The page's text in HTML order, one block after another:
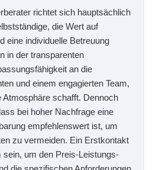
richtet sich hauptsächlich
die Wert auf
eine individuelle Betreuung
in der transparenten
an die
und einem engagierten Team,
schafft. Dennoch
bei hoher Nachfrage eine
empfehlenswert ist, um
zu vermeiden. Ein Erstkontakt
um den Preis-Leistungs-